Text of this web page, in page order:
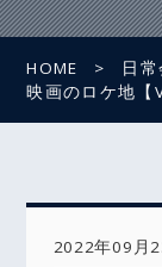
HOME
日
映画のロケ地【
2022年09月